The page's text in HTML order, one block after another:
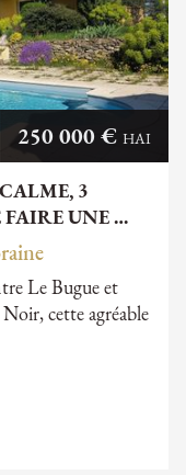
3
FAIRE UNE …
250 000 € HAI
Le Bugue et
cette agréable